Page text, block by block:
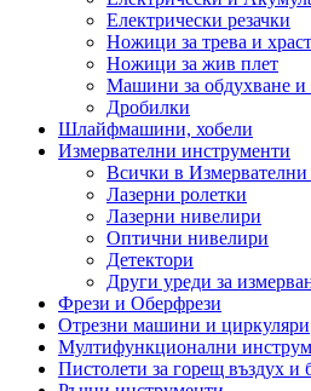
Електрически резачки
Ножици за трева и
Ножици за жив плет
Машини за обдухване и
Дробилки
Шлайфмашини, хобели
Измервателни инструменти
Всички в
Лазерни ролетки
Лазерни нивелири
Оптични нивелири
Детектори
Други уреди за
Фрези и Оберфрези
Отрезни машини и циркуляри
Мултифункционални
Пистолети за горещ въздух и